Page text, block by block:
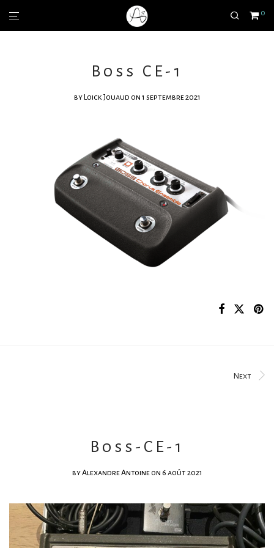
0
Boss CE-1
by Loick Jouaud on 1 septembre 2021
Next
Boss-CE-1
byAlexandre Antoine on 6 août 2021